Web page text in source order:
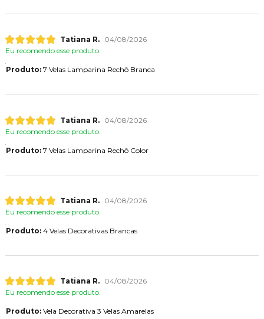
Tatiana R.
04/08/2026
Eu recomendo esse produto.
Produto:7 Velas Lamparina Rechô Branca
Tatiana R.
04/08/2026
Eu recomendo esse produto.
Produto:7 Velas Lamparina Rechô Color
Tatiana R.
04/08/2026
Eu recomendo esse produto.
Produto:4 Velas Decorativas Brancas
Tatiana R.
04/08/2026
Eu recomendo esse produto.
Produto:Vela Decorativa 3 Velas Amarelas